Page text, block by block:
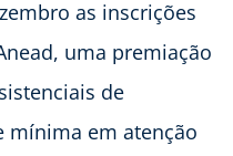
as inscrições
uma premiação
de
mínima em atenção